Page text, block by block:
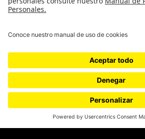
¿Quieres escribir en 070?
CONTÁCTANOS
cerosetenta@uniandes.edu.co
BOGOTÁ, COLOMBIA
NEWSLETTER